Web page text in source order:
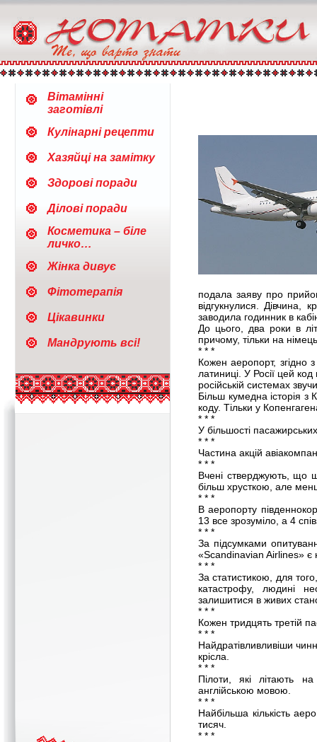
Вітамінні
заготівлі
Кулінарні рецепти
Хазяйці на замітку
Здорові поради
Ділові поради
Косметика – біле
личко…
Жінка дивує
Фітотерапія
Цікавинки
Мандрують всі!
подала заяву про
відгукнулися. Дівчина,
заводила годинник в
До цього, два роки в
причому, тільки на
* * *
Кожен аеропорт, згідно
латиниці. У Росії цей
російській системах
Більш кумедна історія з
коду. Тільки у
* * *
У більшості
* * *
Частина акцій
* * *
Вчені стверджують, що
більш хрусткою, але
* * *
В аеропорту
13 все зрозуміло, а 4
* * *
За підсумками
«Scandinavian Airlines» є
* * *
За статистикою, для
катастрофу, людині
залишитися в живих
* * *
Кожен тридцять третій
* * *
Найдратівливливіши
крісла.
* * *
Пілоти, які літають
англійською мовою.
* * *
Найбільша кількість
тисяч.
* * *